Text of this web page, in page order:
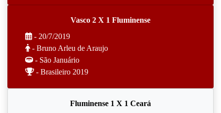
Vasco 2 X 1 Fluminense
- 20/7/2019
- Bruno Arleu de Araujo
- São Januário
- Brasileiro 2019
Fluminense 1 X 1 Ceará